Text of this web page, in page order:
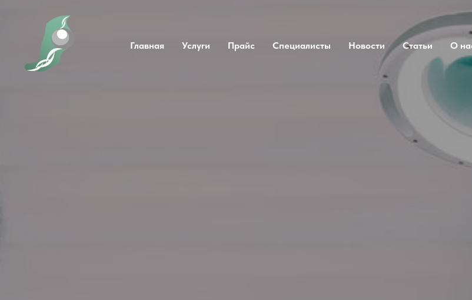
Главная Услуги Прайс Специалисты Новости Статьи О